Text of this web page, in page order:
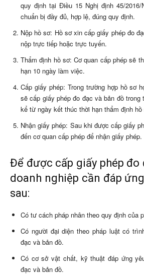
quy định tại Điều 15 Nghị định 45/
chuẩn bị đầy đủ, hợp lệ, đúng quy định.
Nộp hồ sơ: Hồ sơ xin cấp giấy phép đo
nộp trực tiếp hoặc trực tuyến.
Thẩm định hồ sơ: Cơ quan cấp phép sẽ
hạn 10 ngày làm việc.
Cấp giấy phép: Trong trường hợp hồ sơ
sẽ cấp giấy phép đo đạc và bản đồ trong
kể từ ngày kết thúc thời hạn thẩm định hồ
Nhận giấy phép: Sau khi được cấp giấy
đến cơ quan cấp phép để nhận giấy phép.
Để được cấp giấy phép đo
doanh nghiệp cần đáp
sau:
Có tư cách pháp nhân theo quy định của
Có người đại diện theo pháp luật có
đạc và bản đồ.
Có cơ sở vật chất, kỹ thuật đáp ứng
đạc và bản đồ.